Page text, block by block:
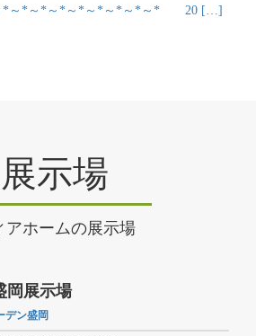
*～*～*～*～*～*～*～*～* 20 […]
展示場
アホームの展示場
岡展示場
デン盛岡